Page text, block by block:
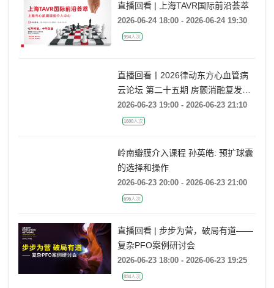
直播回看 | 上海TAVR国际前沿荟萃
2026-06-24 18:00 - 2026-06-24 19:30
994人次
直播回看丨2026律动东方心血管病
云论坛 第二十五期 房颤消融复发后
的处理策略
2026-06-23 19:00 - 2026-06-23 21:10
1600人次
岭南瓣膜介入课程 孙英皓: 预扩球囊
的选择和操作
2026-06-23 20:00 - 2026-06-23 21:00
696人次
直播回看 | 步步为营，破局有道——
复杂PFO案例研讨会
2026-06-23 18:00 - 2026-06-23 19:25
834人次